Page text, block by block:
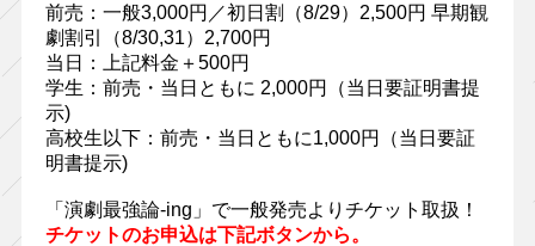
前売：一般3,000円／初日割（8/29）2,500円 早期観
劇割引（8/30,31）2,700円
当日：上記料金＋500円
学生：前売・当日ともに 2,000円（当日要証明書提
示)
高校生以下：前売・当日ともに1,000円（当日要証
明書提示)
「演劇最強論-ing」で一般発売よりチケット取扱！
チケットのお申込は下記ボタンから。